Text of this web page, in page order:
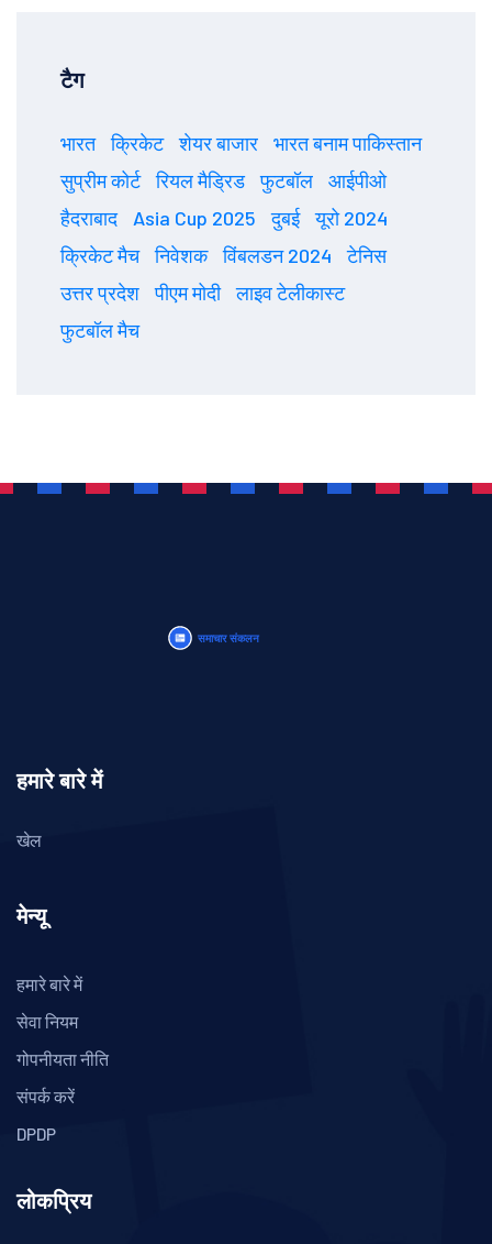
टैग
भारत क्रिकेट शेयर बाजार
भारत बनाम पाकिस्तान
सुप्रीम कोर्ट
रियल मैड्रिड फुटबॉल
आईपीओ
हैदराबाद
Asia Cup 2025 दुबई
यूरो 2024
क्रिकेट मैच
निवेशक विंबलडन 2024
टेनिस
उत्तर प्रदेश
पीएम मोदी
लाइव टेलीकास्ट
फुटबॉल मैच
हमारे बारे में
खेल
मेन्यू
हमारे बारे में
सेवा नियम
गोपनीयता नीति
संपर्क करें
DPDP
लोकप्रिय